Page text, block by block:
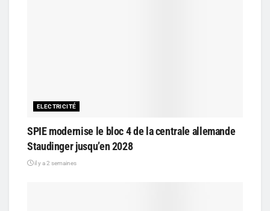
ELECTRICITÉ
SPIE modernise le bloc 4 de la centrale allemande
Staudinger jusqu’en 2028
il y a 2 semaines